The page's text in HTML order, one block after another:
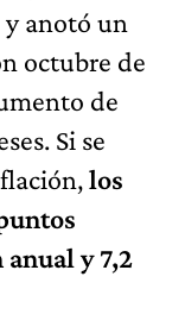
y anotó un
octubre de
de
Si se
los
y 7,2